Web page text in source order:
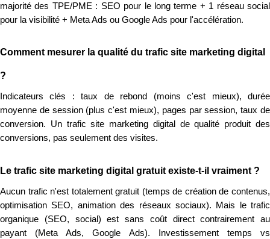
majorité des TPE/PME : SEO pour le long terme + 1 réseau social
pour la visibilité + Meta Ads ou Google Ads pour l'accélération.
Comment mesurer la qualité du trafic site marketing digital
?
Indicateurs clés : taux de rebond (moins c'est mieux), durée
moyenne de session (plus c'est mieux), pages par session, taux de
conversion. Un trafic site marketing digital de qualité produit des
conversions, pas seulement des visites.
Le trafic site marketing digital gratuit existe-t-il vraiment ?
Aucun trafic n'est totalement gratuit (temps de création de contenus,
optimisation SEO, animation des réseaux sociaux). Mais le trafic
organique (SEO, social) est sans coût direct contrairement au
payant (Meta Ads, Google Ads). Investissement temps vs